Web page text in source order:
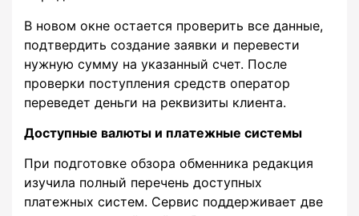
В новом окне остается проверить все данные,
подтвердить создание заявки и перевести
нужную сумму на указанный счет. После
проверки поступления средств оператор
переведет деньги на реквизиты клиента.
Доступные валюты и платежные системы
При подготовке обзора обменника редакция
изучила полный перечень доступных
платежных систем. Сервис поддерживает две